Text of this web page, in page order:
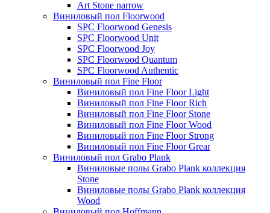
Art Stone narrow
Виниловый пол Floorwood
SPC Floorwood Genesis
SPC Floorwood Unit
SPC Floorwood Joy
SPC Floorwood Quantum
SPC Floorwood Authentic
Виниловый пол Fine Floor
Виниловый пол Fine Floor Light
Виниловый пол Fine Floor Rich
Виниловый пол Fine Floor Stone
Виниловый пол Fine Floor Wood
Виниловый пол Fine Floor Strong
Виниловый пол Fine Floor Grear
Виниловый пол Grabo Plank
Виниловые полы Grabo Plank коллекция
Stone
Виниловые полы Grabo Plank коллекция
Wood